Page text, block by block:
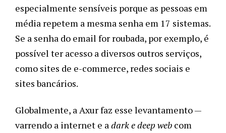
especialmente sensíveis porque as pessoas em
média repetem a mesma senha em 17 sistemas.
Se a senha do email for roubada, por exemplo, é
possível ter acesso a diversos outros serviços,
como sites de e-commerce, redes sociais e
sites bancários.
Globalmente, a Axur faz esse levantamento —
varrendo a internet e adark e deep web com